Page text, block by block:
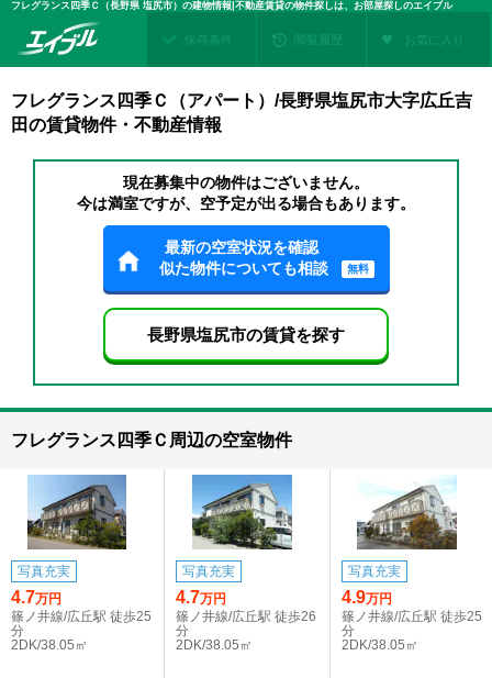
フレグランス四季Ｃ（長野県 塩尻市）の建物情報|不動産賃貸の物件探しは、お部屋探しのエイブル
保存条件 閲覧履歴 お気に入り
フレグランス四季Ｃ（アパート）/長野県塩尻市大字広丘吉
田の賃貸物件・不動産情報
現在募集中の物件はございません。
今は満室ですが、空予定が出る場合もあります。
最新の空室状況を確認
似た物件についても相談
無料
長野県塩尻市の賃貸を探す
フレグランス四季Ｃ周辺の空室物件
写真充実
4.7万円
篠ノ井線/広丘駅 徒歩25
分
2DK/38.05㎡
写真充実
4.7万円
篠ノ井線/広丘駅 徒歩26
分
2DK/38.05㎡
写真充実
4.9万円
篠ノ井線/広丘駅 徒歩25
分
2DK/38.05㎡